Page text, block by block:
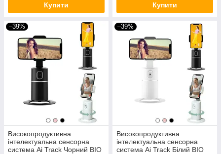
Купити Купити
–39%
Високопродуктивна
інтелектуальна сенсорна
система Ai Track Чорний BIO
–39%
Високопродуктивна
інтелектуальна сенсорна
система Ai Track Білий BIO